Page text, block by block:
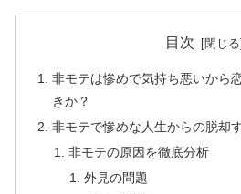
目次
非モテは惨めで気持ち悪いから
きか？
非モテで惨めな人生からの脱却
非モテの原因を徹底分析
外見の問題